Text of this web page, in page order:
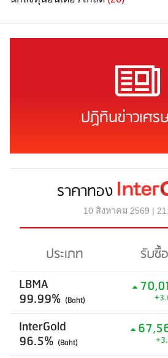
ปฏิทินข่าวเศร
ราคาทอง
10 สิงหาคม 2569 |
ประเภท รับซื้อ
LBMA
99.99% (Baht)
InterGold
96.5% (Baht)